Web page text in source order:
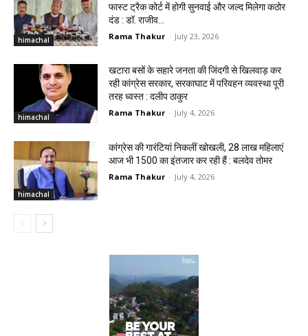
himachal
फास्ट ट्रैक कोर्ट में होगी सुनवाई और जल्द मिलेगा कठोर
दंड : डॉ. राजीव...
Rama Thakur - July 23, 2026
himachal
खटारा बसों के सहारे जनता की जिंदगी से खिलवाड़ कर
रही कांग्रेस सरकार, सरकाघाट में परिवहन व्यवस्था पूरी
तरह ध्वस्त : दलीप ठाकुर
Rama Thakur - July 4, 2026
himachal
कांग्रेस की गारंटियां निकलीं खोखली, 28 लाख महिलाएं
आज भी ₹1500 का इंतजार कर रही हैं : बलदेव तोमर
Rama Thakur - July 4, 2026